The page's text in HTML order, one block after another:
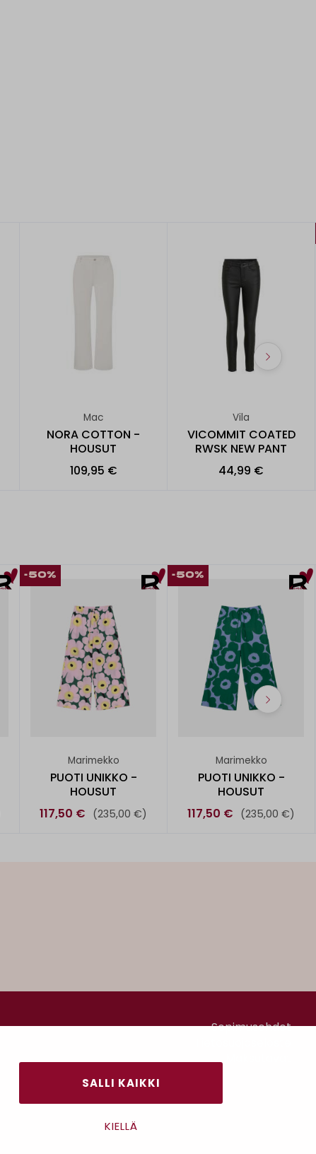
SALLI KAIKKI
KIELLÄ
Mac
NORA COTTON -
HOUSUT
109,95 €
Vila
VICOMMIT COATED
RWSK NEW PANT
44,99 €
-50%
Marimekko
PUOTI UNIKKO -
HOUSUT
117,50 € (235,00 €)
-50%
Marimekko
PUOTI UNIKKO -
HOUSUT
117,50 € (235,00 €)
Sopimusehdot